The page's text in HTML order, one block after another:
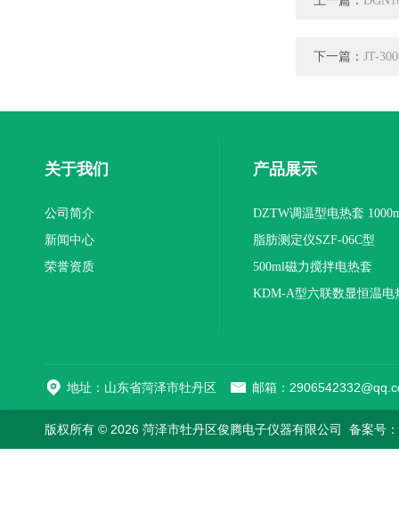
下一篇： JT-
关于我们
公司简介
新闻中心
荣誉资质
产品展示
DZTW调温型电热套
联
脂肪测定仪SZF-06C型
500ml磁力搅拌电热套
KDM-A型六联数显恒温电
地址：山东省菏泽市牡丹区 邮箱：
版权所有 © 2026 菏泽市牡丹区俊腾电子仪器有限公司 备案号